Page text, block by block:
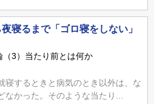
寝るまで「ゴロ寝をしない」
（3）当たり前とは何か
寝するときと病気のとき以外は、な
かった。そのような当たり...